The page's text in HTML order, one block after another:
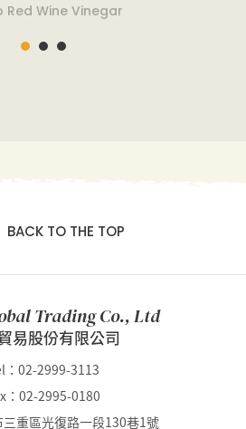
Red Wine Vinegar
BACK TO THE TOP
Trading Co., Ltd
易股份有限公司
：02-2999-3113
：02-2995-0180
重區光復路一段130巷1號